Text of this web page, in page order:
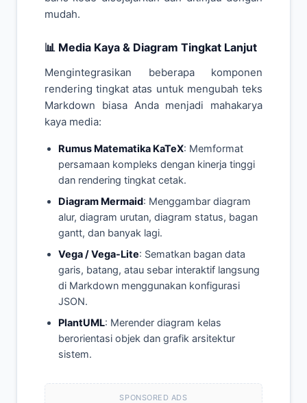
mudah.
📊 Media Kaya & Diagram Tingkat Lanjut
Mengintegrasikan beberapa komponen
rendering tingkat atas untuk mengubah teks
Markdown biasa Anda menjadi mahakarya
kaya media:
Rumus Matematika KaTeX: Memformat
persamaan kompleks dengan kinerja tinggi
dan rendering tingkat cetak.
Diagram Mermaid: Menggambar diagram
alur, diagram urutan, diagram status, bagan
gantt, dan banyak lagi.
Vega / Vega-Lite: Sematkan bagan data
garis, batang, atau sebar interaktif langsung
di Markdown menggunakan konfigurasi
JSON.
PlantUML: Merender diagram kelas
berorientasi objek dan grafik arsitektur
sistem.
SPONSORED ADS